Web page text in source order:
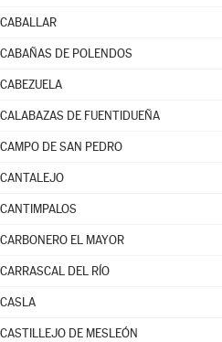
CABALLAR
CABAÑAS DE POLENDOS
CABEZUELA
CALABAZAS DE FUENTIDUEÑA
CAMPO DE SAN PEDRO
CANTALEJO
CANTIMPALOS
CARBONERO EL MAYOR
CARRASCAL DEL RÍO
CASLA
CASTILLEJO DE MESLEÓN